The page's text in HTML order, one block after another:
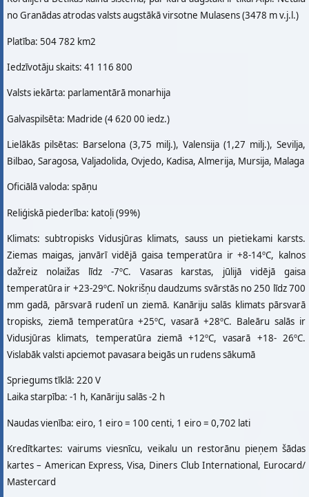
no Granādas atrodas valsts augstākā virsotne Mulasens (3478 m v.j.l.)
Platība: 504 782 km2
Iedzīvotāju skaits: 41 116 800
Valsts iekārta: parlamentārā monarhija
Galvaspilsēta: Madride (4 620 00 iedz.)
Lielākās pilsētas: Barselona (3,75 milj.), Valensija (1,27 milj.), Sevilja,
Bilbao, Saragosa, Valjadolida, Ovjedo, Kadisa, Almerija, Mursija, Malaga
Oficiālā valoda: spāņu
Reliģiskā piederība: katoļi (99%)
Klimats: subtropisks Vidusjūras klimats, sauss un pietiekami karsts.
Ziemas maigas, janvārī vidējā gaisa temperatūra ir +8-14ºC, kalnos
dažreiz nolaižas līdz -7ºC. Vasaras karstas, jūlijā vidējā gaisa
temperatūra ir +23-29ºC. Nokrišņu daudzums svārstās no 250 līdz 700
mm gadā, pārsvarā rudenī un ziemā. Kanāriju salās klimats pārsvarā
tropisks, ziemā temperatūra +25ºC, vasarā +28ºC. Baleāru salās ir
Vidusjūras klimats, temperatūra ziemā +12ºC, vasarā +18- 26ºC.
Vislabāk valsti apciemot pavasara beigās un rudens sākumā
Spriegums tīklā: 220 V
Laika starpība: -1 h, Kanāriju salās -2 h
Naudas vienība: eiro, 1 eiro = 100 centi, 1 eiro = 0,702 lati
Kredītkartes: vairums viesnīcu, veikalu un restorānu pieņem šādas
kartes – American Express, Visa, Diners Club International, Eurocard/
Mastercard